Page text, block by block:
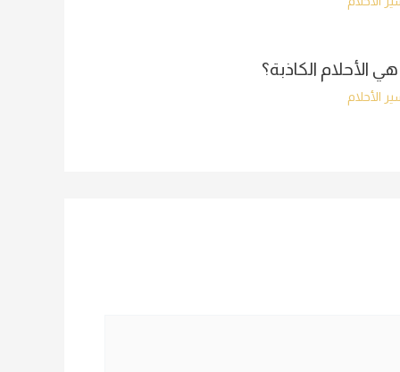
الأحلام الكاذبة؟
الأحلام